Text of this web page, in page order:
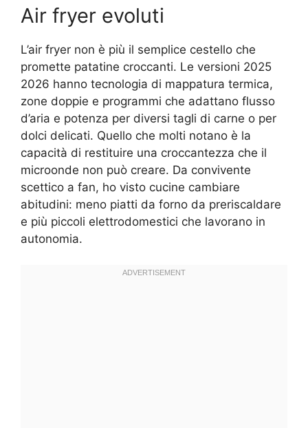
Air fryer evoluti
L’air fryer non è più il semplice cestello che
promette patatine croccanti. Le versioni 2025
2026 hanno tecnologia di mappatura termica,
zone doppie e programmi che adattano flusso
d’aria e potenza per diversi tagli di carne o per
dolci delicati. Quello che molti notano è la
capacità di restituire una croccantezza che il
microonde non può creare. Da convivente
scettico a fan, ho visto cucine cambiare
abitudini: meno piatti da forno da preriscaldare
e più piccoli elettrodomestici che lavorano in
autonomia.